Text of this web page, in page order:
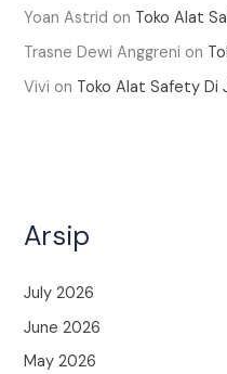
Yoan Astrid on Toko Alat
Trasne Dewi Anggreni on
Vivi on Toko Alat Safety Di
Arsip
July 2026
June 2026
May 2026